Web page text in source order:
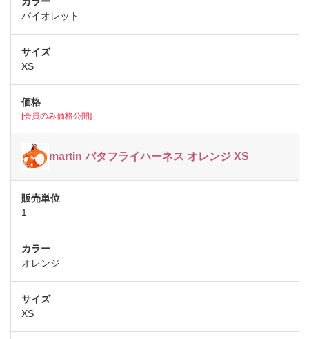
バイオレット
XS
[会員のみ価格公開]
martin バタフライハーネス オレンジ XS
1
オレンジ
XS